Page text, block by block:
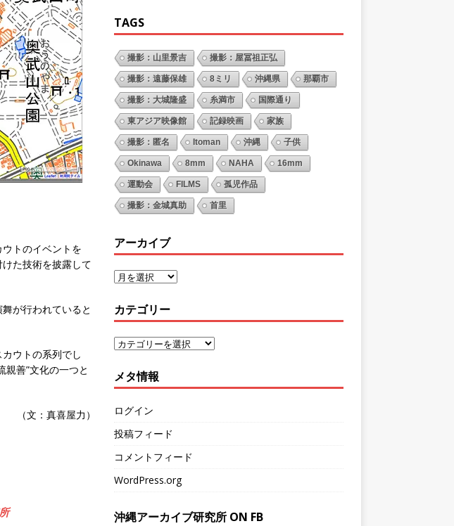
トのイベントを
た技術を披露して
が行われていると
ウトの系列でし
善”文化の一つと
（文：真喜屋力）
TAGS
撮影：山里景吉 撮影：屋冨祖正弘
撮影：遠藤保雄 8ミリ 沖縄県 那覇市
撮影：大城隆盛 糸満市 国際通り
東アジア映像館 記録映画 家族
撮影：匿名 Itoman 沖縄 子供
Okinawa 8mm NAHA 16mm
運動会 FILMS 孤児作品
撮影：金城真助 首里
アーカイブ
カテゴリー
メタ情報
ログイン
投稿フィード
コメントフィード
WordPress.org
沖縄アーカイブ研究所 ON FB